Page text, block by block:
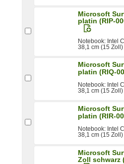
Microsoft
platin (RIP-
Notebook: Intel
38,1 cm (15
Microsoft
platin (RIQ-
Notebook: Intel
38,1 cm (15
Microsoft
platin (RIR-
Notebook: Intel
38,1 cm (15
Microsoft
Zoll schwarz